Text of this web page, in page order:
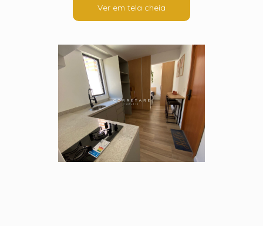
Ver em tela cheia